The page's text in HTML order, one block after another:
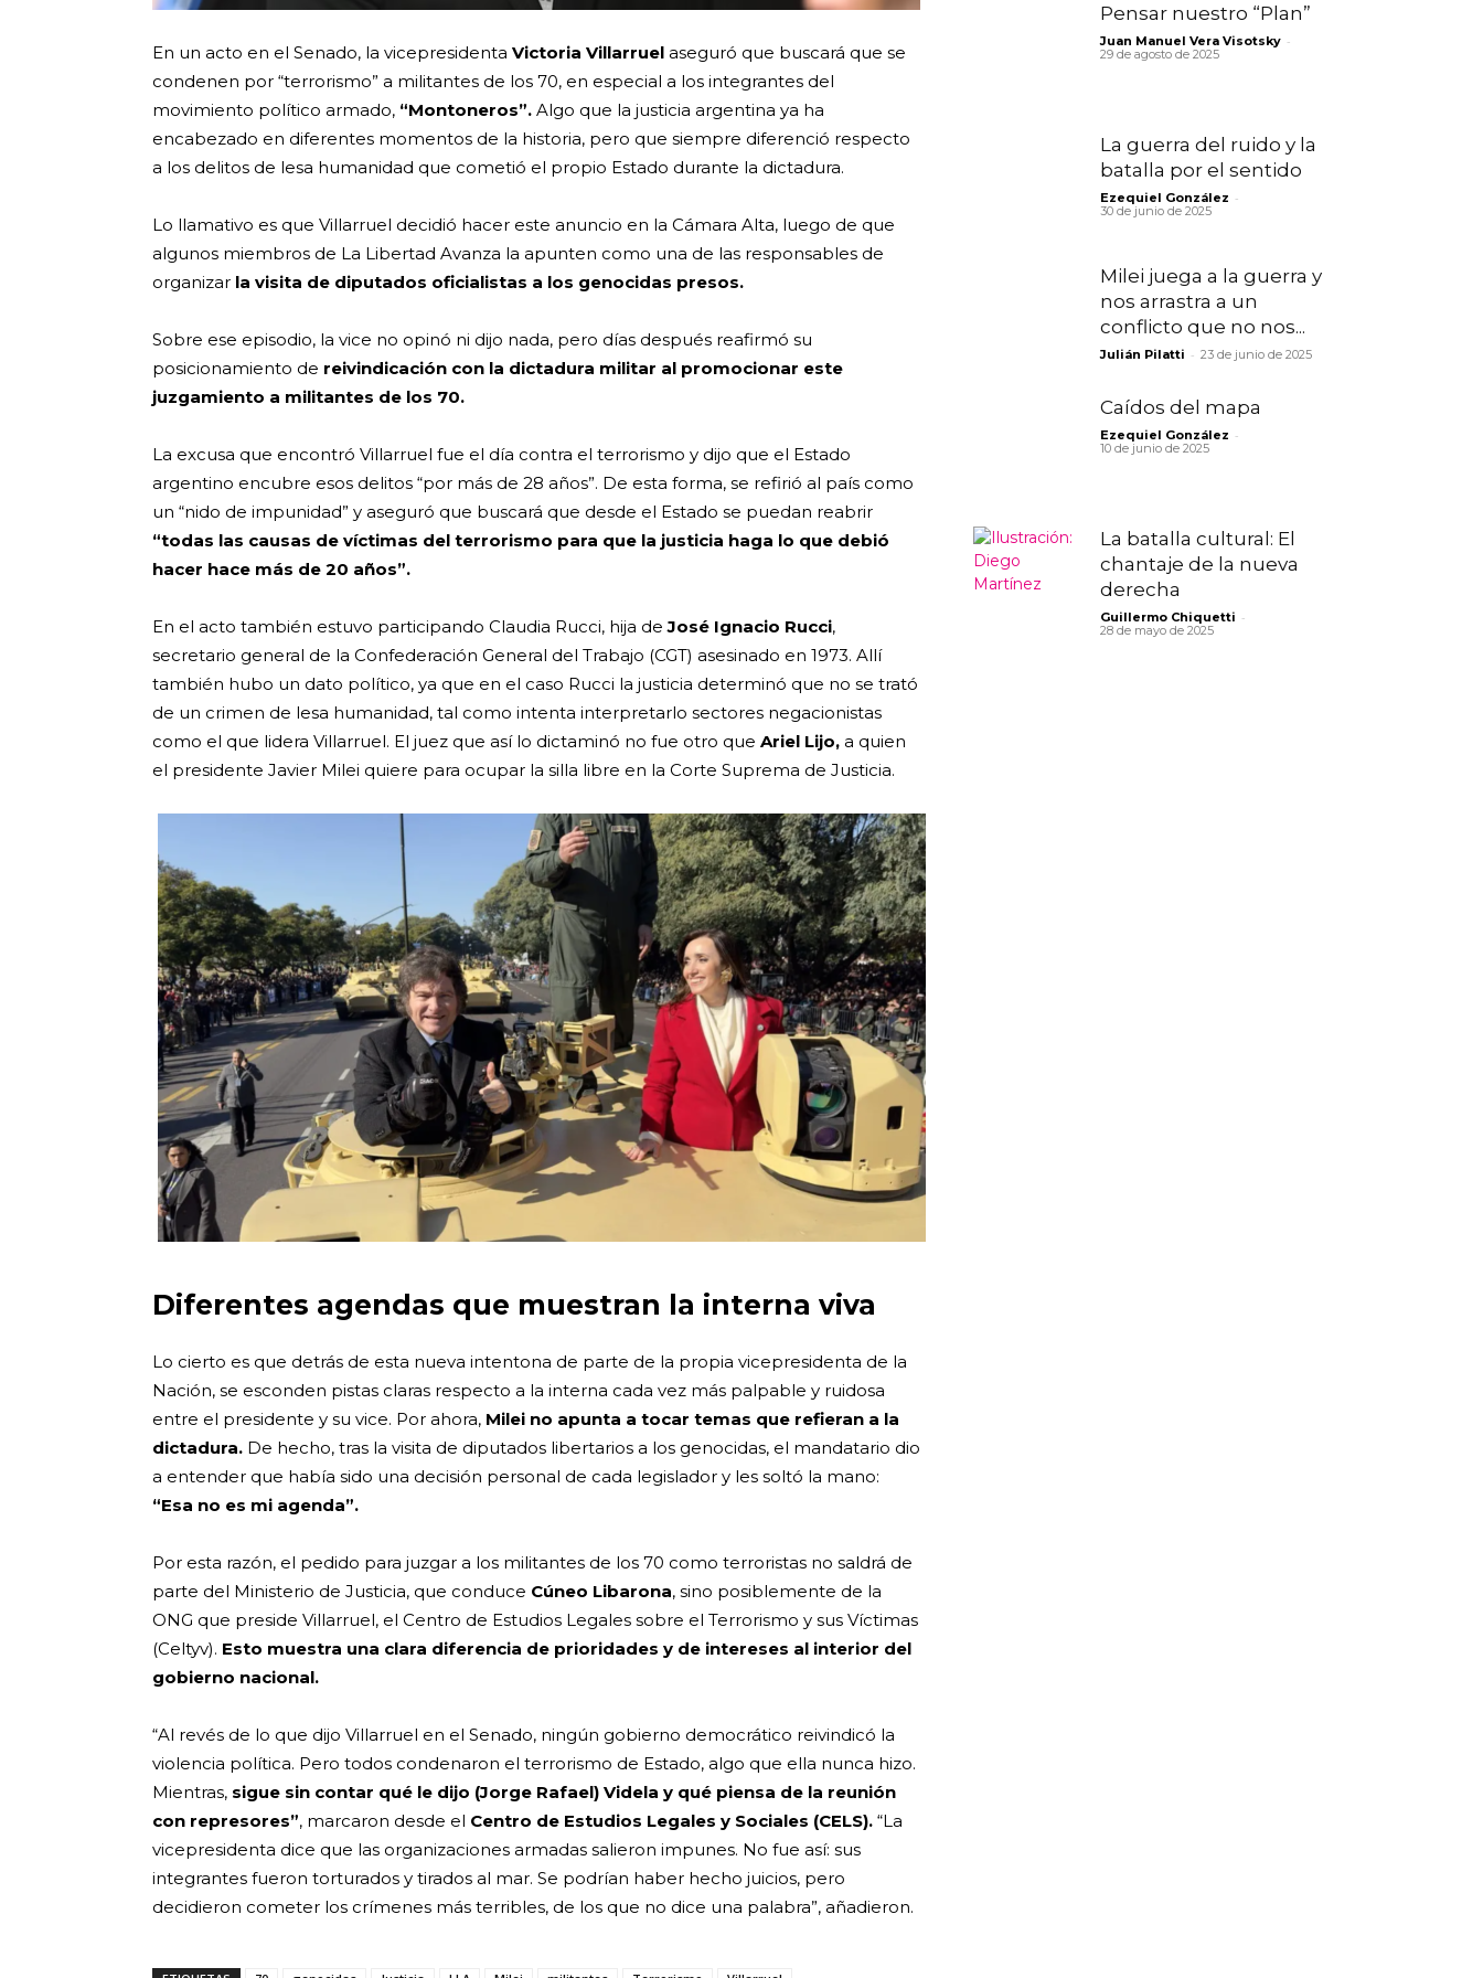
En un acto en el Senado, la vicepresidenta Victoria Villarruel aseguró que buscará que se
condenen por “terrorismo” a militantes de los 70, en especial a los integrantes del
movimiento político armado, “Montoneros”. Algo que la justicia argentina ya ha
encabezado en diferentes momentos de la historia, pero que siempre diferenció respecto
a los delitos de lesa humanidad que cometió el propio Estado durante la dictadura.
Lo llamativo es que Villarruel decidió hacer este anuncio en la Cámara Alta, luego de que
algunos miembros de La Libertad Avanza la apunten como una de las responsables de
organizar la visita de diputados oficialistas a los genocidas presos.
Sobre ese episodio, la vice no opinó ni dijo nada, pero días después reafirmó su
posicionamiento de reivindicación con la dictadura militar al promocionar este
juzgamiento a militantes de los 70.
La excusa que encontró Villarruel fue el día contra el terrorismo y dijo que el Estado
argentino encubre esos delitos “por más de 28 años”. De esta forma, se refirió al país como
un “nido de impunidad” y aseguró que buscará que desde el Estado se puedan reabrir
“todas las causas de víctimas del terrorismo para que la justicia haga lo que debió
hacer hace más de 20 años”.
En el acto también estuvo participando Claudia Rucci, hija deJosé Ignacio Rucci,
secretario general de la Confederación General del Trabajo (CGT) asesinado en 1973. Allí
también hubo un dato político, ya que en el caso Rucci la justicia determinó que no se trató
de un crimen de lesa humanidad, tal como intenta interpretarlo sectores negacionistas
como el que lidera Villarruel. El juez que así lo dictaminó no fue otro que Ariel Lijo, a quien
el presidente Javier Milei quiere para ocupar la silla libre en la Corte Suprema de Justicia.
Diferentes agendas que muestran la interna viva
Lo cierto es que detrás de esta nueva intentona de parte de la propia vicepresidenta de la
Nación, se esconden pistas claras respecto a la interna cada vez más palpable y ruidosa
entre el presidente y su vice. Por ahora, Milei no apunta a tocar temas que refieran a la
dictadura. De hecho, tras la visita de diputados libertarios a los genocidas, el mandatario dio
a entender que había sido una decisión personal de cada legislador y les soltó la mano:
“Esa no es mi agenda”.
Por esta razón, el pedido para juzgar a los militantes de los 70 como terroristas no saldrá de
parte del Ministerio de Justicia, que conduce Cúneo Libarona, sino posiblemente de la
ONG que preside Villarruel, el Centro de Estudios Legales sobre el Terrorismo y sus Víctimas
(Celtyv). Esto muestra una clara diferencia de prioridades y de intereses al interior del
gobierno nacional.
“Al revés de lo que dijo Villarruel en el Senado, ningún gobierno democrático reivindicó la
violencia política. Pero todos condenaron el terrorismo de Estado, algo que ella nunca hizo.
Mientras, sigue sin contar qué le dijo (Jorge Rafael) Videla y qué piensa de la reunión
con represores”, marcaron desde el Centro de Estudios Legales y Sociales (CELS). “La
vicepresidenta dice que las organizaciones armadas salieron impunes. No fue así: sus
integrantes fueron torturados y tirados al mar. Se podrían haber hecho juicios, pero
decidieron cometer los crímenes más terribles, de los que no dice una palabra”, añadieron.
Pensar nuestro “Plan”
Juan Manuel Vera Visotsky -
29 de agosto de 2025
La guerra del ruido y la
batalla por el sentido
Ezequiel González -
30 de junio de 2025
Milei juega a la guerra y
nos arrastra a un
conflicto que no nos...
Julián Pilatti - 23 de junio de 2025
Caídos del mapa
Ezequiel González -
10 de junio de 2025
La batalla cultural: El
chantaje de la nueva
derecha
Guillermo Chiquetti -
28 de mayo de 2025